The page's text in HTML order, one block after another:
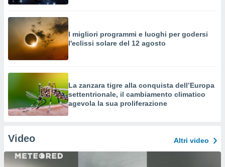
I migliori programmi e luoghi per godersi
l'eclissi solare del 12 agosto
La zanzara tigre alla conquista dell’Europa
settentrionale, il cambiamento climatico
agevola la sua proliferazione
Video Altri video